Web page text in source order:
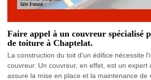
Faire appel à un couvreur spécialisé
de toiture à Chaptelat.
La construction du toit d'un édifice nécessite
couvreur. Un couvreur, en effet, est un expert
assure la mise en place et la maintenance de